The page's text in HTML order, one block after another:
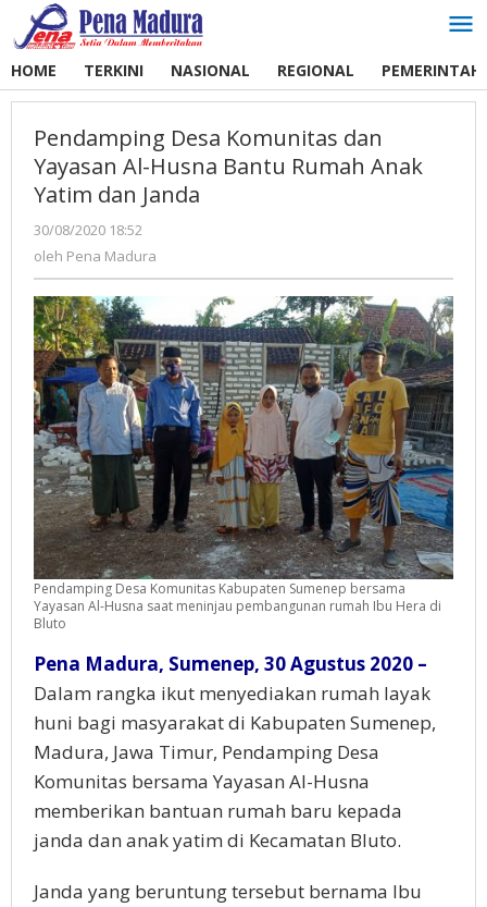
Lewati
ke
HOME TERKINI NASIONAL REGIONAL
Pendamping Desa Komunitas dan
Yayasan Al-Husna Bantu Rumah Anak
Yatim dan Janda
30/08/2020 18:52
Pena
oleh Pena Madura
Pendamping Desa Komunitas Kabupaten Sumenep bersama
Yayasan Al-Husna saat meninjau pembangunan rumah Ibu Hera di
Bluto
Pena Madura, Sumenep, 30 Agustus 2020 –
Dalam rangka ikut menyediakan rumah layak
huni bagi masyarakat di Kabupaten Sumenep,
Madura, Jawa Timur, Pendamping Desa
Komunitas bersama Yayasan Al-Husna
memberikan bantuan rumah baru kepada
janda dan anak yatim di Kecamatan Bluto.
Janda yang beruntung tersebut bernama Ibu